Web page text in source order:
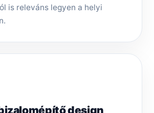
is releváns legyen a helyi
design